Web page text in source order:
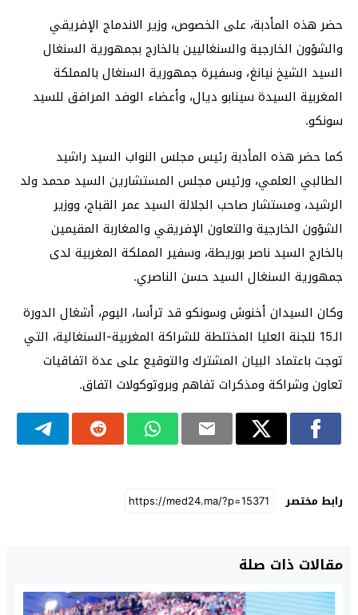
حضر هذه المأدبة، على الخصوص، وزير الاندماج الإفريقي
والشؤون الخارجية والسنغاليين بالخارج بجمهورية السنغال
السيد الشيخ نيانغ، وسفيرة جمهورية السنغال بالمملكة
المغربية السيدة سينابو ديال، وأعضاء الوفد المرافق للسيد
سونكو.
كما حضر هذه المأدبة رئيس مجلس النواب السيد راشيد
الطالبي العلمي، ورئيس مجلس المستشارين السيد محمد ولد
الرشيد، ومستشار صاحب الجلالة السيد عمر القباج، ووزير
الشؤون الخارجية والتعاون الإفريقي والمغاربة المقيمين
بالخارج السيد ناصر بوريطة، وسفير المملكة المغربية لدى
جمهورية السنغال السيد حسن الناصري.
وكان السيدان أخنوش وسونكو قد ترأسا، اليوم، أشغال الدورة
الـ15 للجنة العليا المختلطة للشراكة المغربية-السنغالية، التي
توجت باعتماد البيان المشترك والتوقيع على عدة اتفاقيات
تعاون وشراكة ومذكرات تفاهم وبروتوكولات اتفاق.
رابط مختصر
مقالات ذات صلة